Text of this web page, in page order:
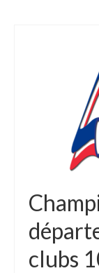
clubs